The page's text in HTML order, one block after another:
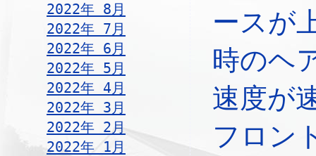
2022年 8月
2022年 7月
2022年 6月
2022年 5月
2022年 4月
2022年 3月
2022年 2月
2022年 1月
ースが
時のヘ
速度が
フロン